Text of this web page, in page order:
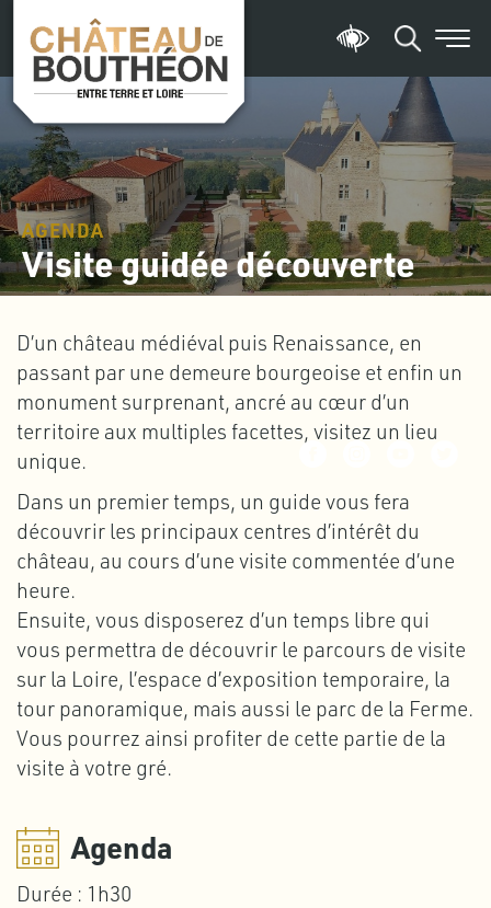
AGENDA
Visite guidée découverte
D’un château médiéval puis Renaissance, en
passant par une demeure bourgeoise et enfin un
monument surprenant, ancré au cœur d’un
territoire aux multiples facettes, visitez un lieu
unique.
Dans un premier temps, un guide vous fera
découvrir les principaux centres d’intérêt du
château, au cours d’une visite commentée d’une
heure.
Ensuite, vous disposerez d’un temps libre qui
vous permettra de découvrir le parcours de visite
sur la Loire, l’espace d’exposition temporaire, la
tour panoramique, mais aussi le parc de la Ferme.
Vous pourrez ainsi profiter de cette partie de la
visite à votre gré.
Agenda
Durée : 1h30